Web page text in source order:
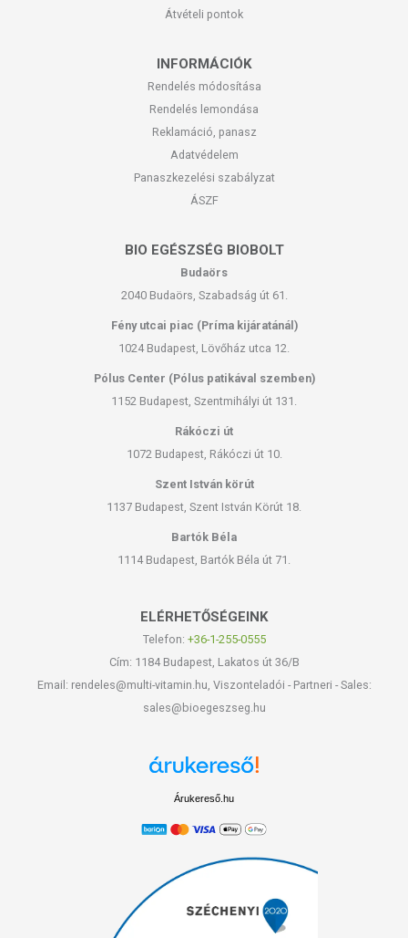
Átvételi pontok
INFORMÁCIÓK
Rendelés módosítása
Rendelés lemondása
Reklamáció, panasz
Adatvédelem
Panaszkezelési szabályzat
ÁSZF
BIO EGÉSZSÉG BIOBOLT
Budaörs
2040 Budaörs, Szabadság út 61.
Fény utcai piac (Príma kijáratánál)
1024 Budapest, Lövőház utca 12.
Pólus Center (Pólus patikával szemben)
1152 Budapest, Szentmihályi út 131.
Rákóczi út
1072 Budapest, Rákóczi út 10.
Szent István körút
1137 Budapest, Szent István Körút 18.
Bartók Béla
1114 Budapest, Bartók Béla út 71.
ELÉRHETŐSÉGEINK
Telefon: +36-1-255-0555
Cím: 1184 Budapest, Lakatos út 36/B
Email: rendeles@multi-vitamin.hu, Viszonteladói - Partneri - Sales:
sales@bioegeszseg.hu
Árukereső.hu